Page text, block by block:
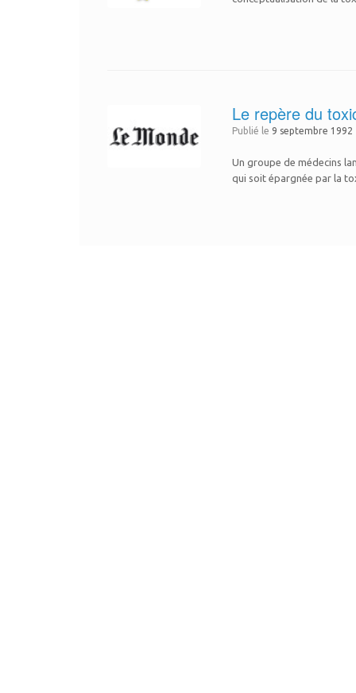
Le repère du
Publié le 9 septembre 1992
Un groupe de médecins
qui soit épargnée par la